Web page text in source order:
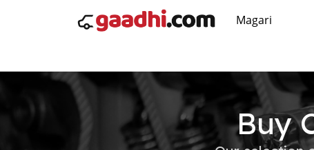
Magari
Buy